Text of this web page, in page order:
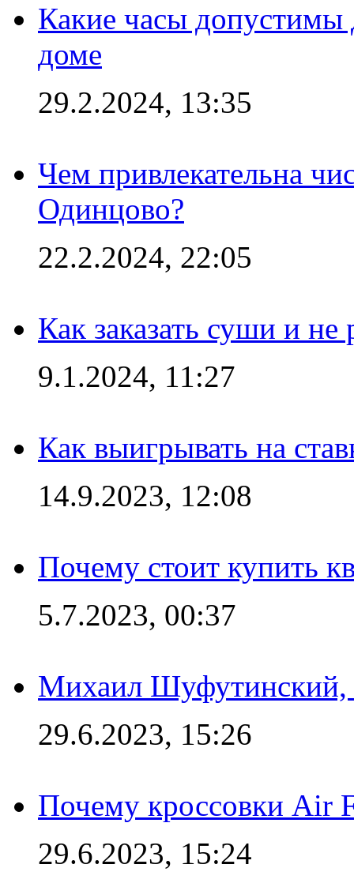
Какие часы
доме
29.2.2024, 13:35
Чем привлекательна
Одинцово?
22.2.2024, 22:05
Как заказать суши и не
9.1.2024, 11:27
Как выигрывать на
14.9.2023, 12:08
Почему стоит купить
5.7.2023, 00:37
Михаил Шуфутинский,
29.6.2023, 15:26
Почему кроссовки Air
29.6.2023, 15:24